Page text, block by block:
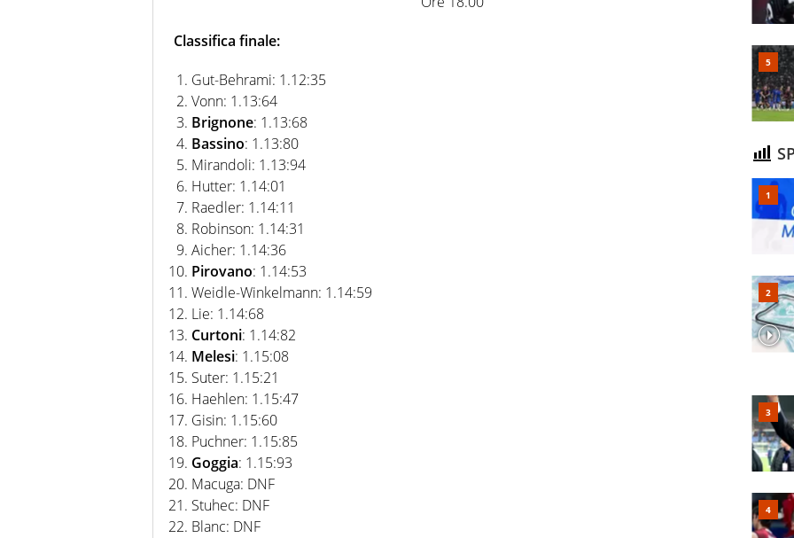
Classifica finale:
Gut-Behrami: 1.12:35
Vonn: 1.13:64
Brignone: 1.13:68
Bassino: 1.13:80
Mirandoli: 1.13:94
Hutter: 1.14:01
Raedler: 1.14:11
Robinson: 1.14:31
Aicher: 1.14:36
Pirovano: 1.14:53
Weidle-Winkelmann: 1.14:59
Lie: 1.14:68
Curtoni: 1.14:82
Melesi: 1.15:08
Suter: 1.15:21
Haehlen: 1.15:47
Gisin: 1.15:60
Puchner: 1.15:85
Goggia: 1.15:93
Macuga: DNF
Stuhec: DNF
Blanc: DNF